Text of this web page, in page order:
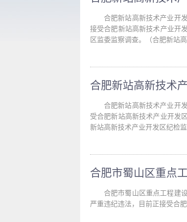
合肥新站高新技术产业开
接受合肥新站高新技术产业开
区监委监察调查。（合肥新站
合肥新站高新技术产业开
受合肥新站高新技术产业开发
新站高新技术产业开发区纪检
合肥市蜀山区重点工程建
严重违纪违法，目前正接受合